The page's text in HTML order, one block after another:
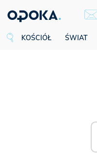
KOŚCIÓŁ ŚWIAT